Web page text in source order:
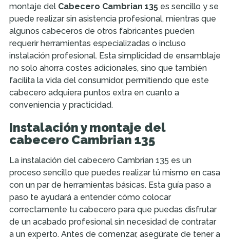
montaje del Cabecero Cambrian 135 es sencillo y se
puede realizar sin asistencia profesional, mientras que
algunos cabeceros de otros fabricantes pueden
requerir herramientas especializadas o incluso
instalación profesional. Esta simplicidad de ensamblaje
no solo ahorra costes adicionales, sino que también
facilita la vida del consumidor, permitiendo que este
cabecero adquiera puntos extra en cuanto a
conveniencia y practicidad.
Instalación y montaje del
cabecero Cambrian 135
La instalación del cabecero Cambrian 135 es un
proceso sencillo que puedes realizar tú mismo en casa
con un par de herramientas básicas. Esta guía paso a
paso te ayudará a entender cómo colocar
correctamente tu cabecero para que puedas disfrutar
de un acabado profesional sin necesidad de contratar
a un experto. Antes de comenzar, asegúrate de tener a